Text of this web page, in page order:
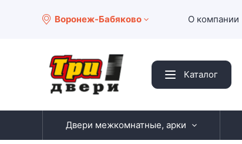
Воронеж-Бабяково О компании
Каталог
Двери межкомнатные, арки